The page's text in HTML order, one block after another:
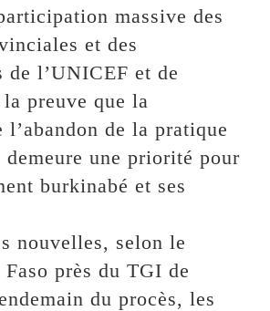
massive des
et des
de l’UNICEF et de
preuve que la
l’abandon de la pratique
demeure une priorité pour
burkinabé et ses
nouvelles, selon le
près du TGI de
du procès, les